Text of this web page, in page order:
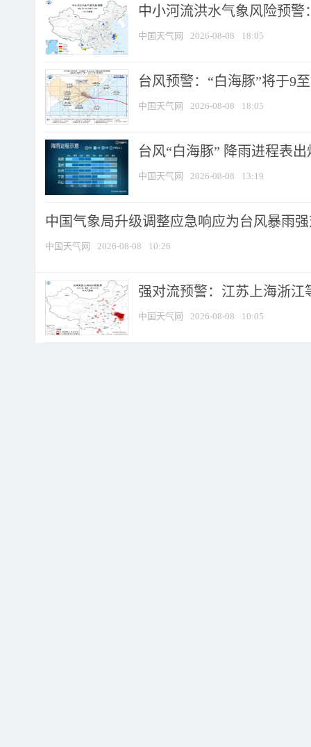
中小河流洪水气象风险预
中国天气网 2026-08-08 18:05
台风预警：“白海豚”将于9
中国天气网 2026-08-08 18:05
台风“白海豚” 降雨进程表
中国天气网 2026-08-08 13:19
中国气象局升级调整应急响应为台风暴雨
中国天气网 2026-08-08 10:26
强对流预警：江苏上海浙江
中国天气网 2026-08-08 10:05